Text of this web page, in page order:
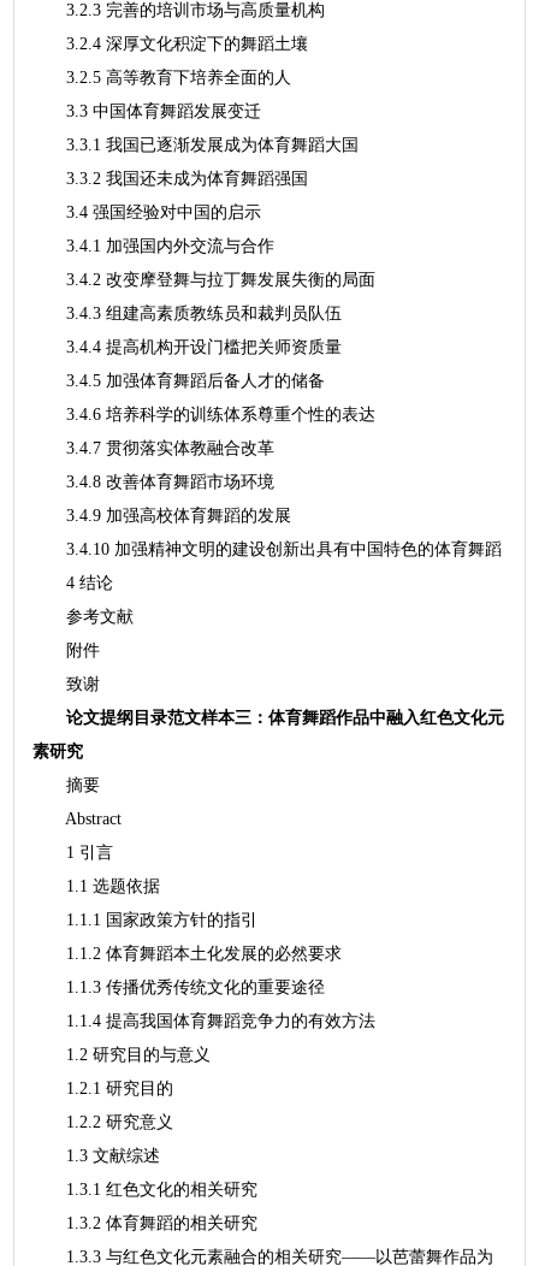
3.2.3 完善的培训市场与高质量机构
3.2.4 深厚文化积淀下的舞蹈土壤
3.2.5 高等教育下培养全面的人
3.3 中国体育舞蹈发展变迁
3.3.1 我国已逐渐发展成为体育舞蹈大国
3.3.2 我国还未成为体育舞蹈强国
3.4 强国经验对中国的启示
3.4.1 加强国内外交流与合作
3.4.2 改变摩登舞与拉丁舞发展失衡的局面
3.4.3 组建高素质教练员和裁判员队伍
3.4.4 提高机构开设门槛把关师资质量
3.4.5 加强体育舞蹈后备人才的储备
3.4.6 培养科学的训练体系尊重个性的表达
3.4.7 贯彻落实体教融合改革
3.4.8 改善体育舞蹈市场环境
3.4.9 加强高校体育舞蹈的发展
3.4.10 加强精神文明的建设创新出具有中国特色的体育舞蹈
4 结论
参考文献
附件
致谢
论文提纲目录范文样本三：体育舞蹈作品中融入红色文化元
素研究
摘要
Abstract
1 引言
1.1 选题依据
1.1.1 国家政策方针的指引
1.1.2 体育舞蹈本土化发展的必然要求
1.1.3 传播优秀传统文化的重要途径
1.1.4 提高我国体育舞蹈竞争力的有效方法
1.2 研究目的与意义
1.2.1 研究目的
1.2.2 研究意义
1.3 文献综述
1.3.1 红色文化的相关研究
1.3.2 体育舞蹈的相关研究
1.3.3 与红色文化元素融合的相关研究——以芭蕾舞作品为